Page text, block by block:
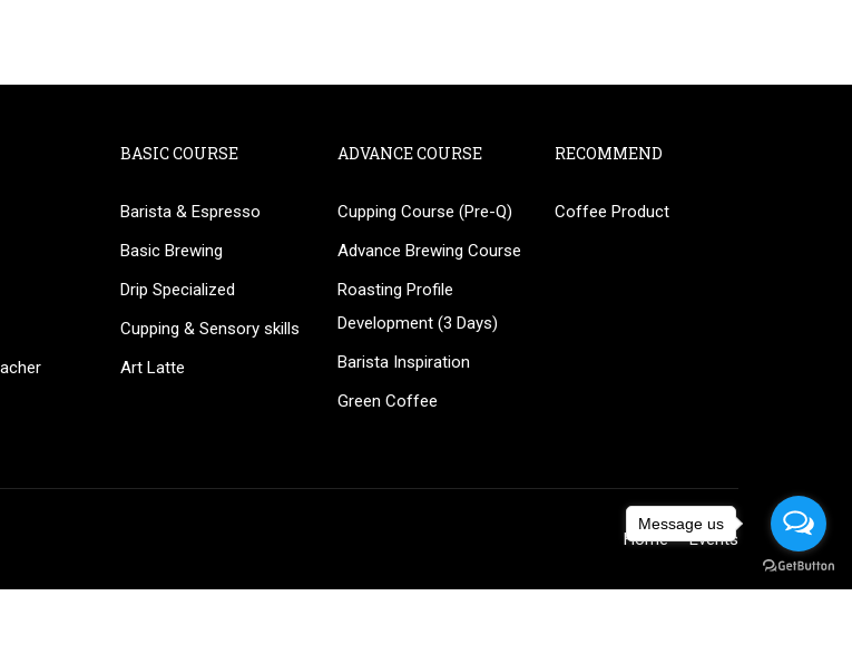
BASIC COURSE
Barista & Espresso
Basic Brewing
Drip Specialized
Cupping & Sensory skills
Art Latte
ADVANCE COURSE
Cupping Course (Pre-Q)
Advance Brewing Course
Roasting Profile
Development (3 Days)
Barista Inspiration
Green Coffee
RECOMMEND
Coffee Product
Home Events
AN INSTRUCTOR?
and earn money hassle free!
Message us